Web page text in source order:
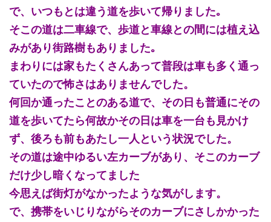
で、いつもとは違う道を歩いて帰りました｡
そこの道は二車線で、歩道と車線との間には植え込
みがあり街路樹もありました｡
まわりには家もたくさんあって普段は車も多く通っ
ていたので怖さはありませんでした。
何回か通ったことのある道で、その日も普通にその
道を歩いてたら何故かその日は車を一台も見かけ
ず、後ろも前もあたし一人という状況でした。
その道は途中ゆるい左カーブがあり、そこのカーブ
だけ少し暗くなってました
今思えば街灯がなかったような気がします。
で、携帯をいじりながらそのカーブにさしかかった